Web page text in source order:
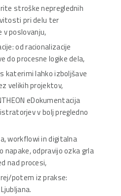
stroške nepreglednih
pri delu ter
poslovanju,
od racionalizacije
do procesne logike dela,
katerimi lahko izboljšave
velikih projektov,
eDokumentacija
v bolj pregledno
workflowi in digitalna
napake, odpravijo ozka grla
nad procesi,
potem iz prakse: